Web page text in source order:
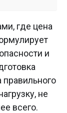
где цена
и
правильного
не
всего.